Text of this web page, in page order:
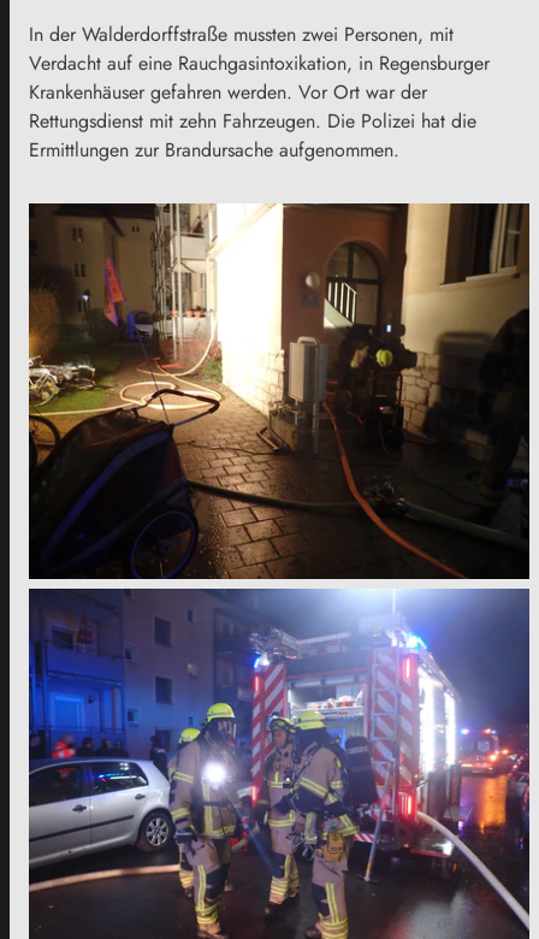
In der Walderdorffstraße mussten zwei Personen, mit
Verdacht auf eine Rauchgasintoxikation, in Regensburger
Krankenhäuser gefahren werden. Vor Ort war der
Rettungsdienst mit zehn Fahrzeugen. Die Polizei hat die
Ermittlungen zur Brandursache aufgenommen.